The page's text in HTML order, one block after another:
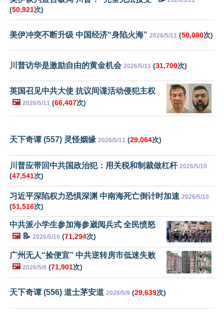
(50,921次)
美伊冲突不断升级 中国经济“身陷火海” 2026/5/11 (50,080次)
川普访华是激励自由的黄金机会 2026/5/11 (31,700次)
英国召见中共大使 抗议间谍活动侵犯主权
🖼️ 2026/5/11 (66,407次)
天下奇谭 (557) 灵怪姻缘 2026/5/11 (29,064次)
川普应带回中共国政治犯：用关税和制裁做杠杆 2026/5/10
(47,541次)
习近平深陷权力恐惧深渊 中南海死亡倒计时加速 2026/5/10
(51,516次)
中共派小学生参加海参崴阅兵式 全民愤怒
🖼️📝 2026/5/10 (71,294次)
广州无人“捡便宜” 中共逆转房市低迷失败
🖼️ 2026/5/9 (71,901次)
天下奇谭 (556) 道士茅安道 2026/5/9 (29,639次)